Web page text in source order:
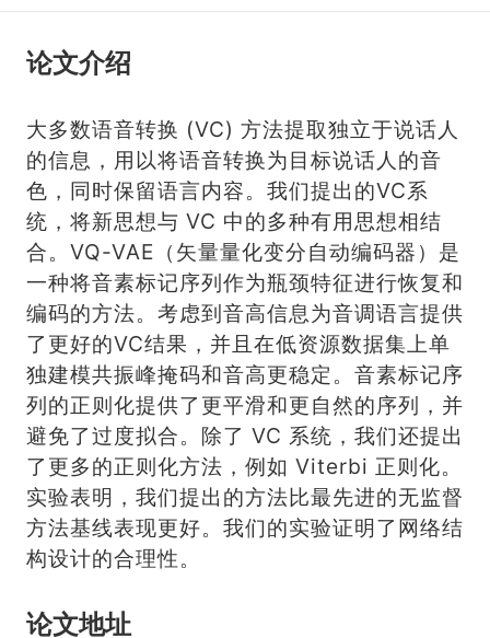
论文介绍
大多数语音转换 (VC) 方法提取独立于说话人
的信息，用以将语音转换为目标说话人的音
色，同时保留语言内容。我们提出的VC系
统，将新思想与 VC 中的多种有用思想相结
合。VQ-VAE（矢量量化变分自动编码器）是
一种将音素标记序列作为瓶颈特征进行恢复和
编码的方法。考虑到音高信息为音调语言提供
了更好的VC结果，并且在低资源数据集上单
独建模共振峰掩码和音高更稳定。音素标记序
列的正则化提供了更平滑和更自然的序列，并
避免了过度拟合。除了 VC 系统，我们还提出
了更多的正则化方法，例如 Viterbi 正则化。
实验表明，我们提出的方法比最先进的无监督
方法基线表现更好。我们的实验证明了网络结
构设计的合理性。
论文地址